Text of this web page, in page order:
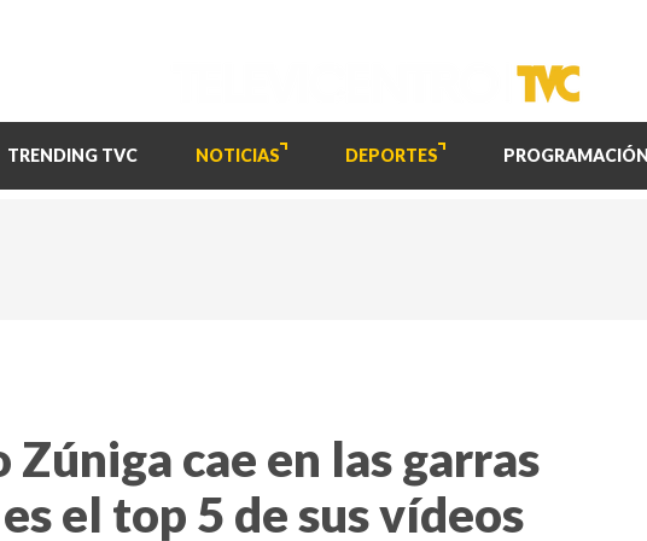
TRENDING TVC NOTICIAS DEPORTES PROGRAMACIÓN
cae en las garras
el top 5 de sus vídeos